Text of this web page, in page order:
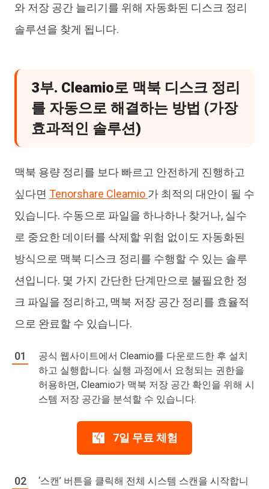
와 저장 공간 늘리기를 위해 자동화된 디스크 정리
솔루션을 찾게 됩니다.
3부. Cleamio로 맥북 디스크 정리
를 자동으로 해결하는 방법 (가장
효과적인 솔루션)
맥북 용량 정리를 보다 빠르고 안전하게 진행하고
싶다면 Tenorshare Cleamio 가 최적의 대안이 될 수
있습니다. 수동으로 파일을 하나하나 찾거나, 실수
로 중요한 데이터를 삭제할 위험 없이도 자동화된
방식으로 맥북 디스크 정리를 수행할 수 있는 솔루
션입니다. 몇 가지 간단한 단계만으로 불필요한 정
크 파일을 정리하고, 맥북 저장 공간 정리를 효율적
으로 완료할 수 있습니다.
공식 웹사이트에서 Cleamio를 다운로드한 후 설치
하고 실행합니다. 실행 과정에서 요청되는 권한을
허용하면, Cleamio가 맥북 저장 공간 확인을 위해 시
스템 저장 공간을 분석할 수 있습니다.
7일 무료 체험
‘스캔’ 버튼을 클릭해 전체 시스템 스캔을 시작합니